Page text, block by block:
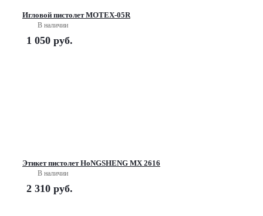
Игловой пистолет MOTEX-05R
В наличии
1 050 руб.
Этикет пистолет HoNGSHENG MX 2616
В наличии
2 310 руб.